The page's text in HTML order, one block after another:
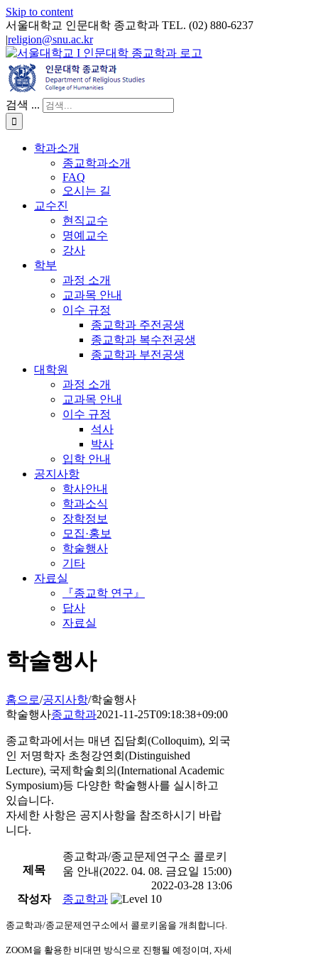
Skip to content
서울대학교 인문대학 종교학과 TEL. (02) 880-6237
|religion@snu.ac.kr
검색 ...
학과소개
종교학과소개
FAQ
오시는 길
교수진
현직교수
명예교수
강사
학부
과정 소개
교과목 안내
이수 규정
종교학과 주전공생
종교학과 복수전공생
종교학과 부전공생
대학원
과정 소개
교과목 안내
이수 규정
석사
박사
입학 안내
공지사항
학사안내
학과소식
장학정보
모집·홍보
학술행사
기타
자료실
『종교학 연구』
답사
자료실
학술행사
홈으로/공지사항/학술행사
학술행사종교학과2021-11-25T09:18:38+09:00
종교학과에서는 매년 집담회(Colloquim), 외국
인 저명학자 초청강연회(Distinguished
Lecture), 국제학술회의(International Academic
Symposium)등 다양한 학술행사를 실시하고
있습니다.
자세한 사항은 공지사항을 참조하시기 바랍
니다.
제목
종교학과/종교문제연구소 콜로키
움 안내(2022. 04. 08. 금요일 15:00)
2022-03-28 13:06
작성자
종교학과
종교학과/종교문제연구소에서 콜로키움을 개최합니다
ZOOM을 활용한 비대면 방식으로 진행될 예정이며 자세